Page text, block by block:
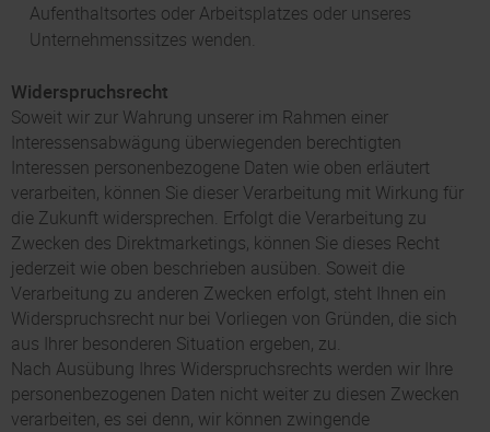
Aufenthaltsortes oder Arbeitsplatzes oder unseres
Unternehmenssitzes wenden.
Widerspruchsrecht
Soweit wir zur Wahrung unserer im Rahmen einer
Interessensabwägung überwiegenden berechtigten
Interessen personenbezogene Daten wie oben erläutert
verarbeiten, können Sie dieser Verarbeitung mit Wirkung für
die Zukunft widersprechen. Erfolgt die Verarbeitung zu
Zwecken des Direktmarketings, können Sie dieses Recht
jederzeit wie oben beschrieben ausüben. Soweit die
Verarbeitung zu anderen Zwecken erfolgt, steht Ihnen ein
Widerspruchsrecht nur bei Vorliegen von Gründen, die sich
aus Ihrer besonderen Situation ergeben, zu.
Nach Ausübung Ihres Widerspruchsrechts werden wir Ihre
personenbezogenen Daten nicht weiter zu diesen Zwecken
verarbeiten, es sei denn, wir können zwingende